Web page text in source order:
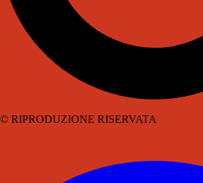
© RIPRODUZIONE RISERVATA